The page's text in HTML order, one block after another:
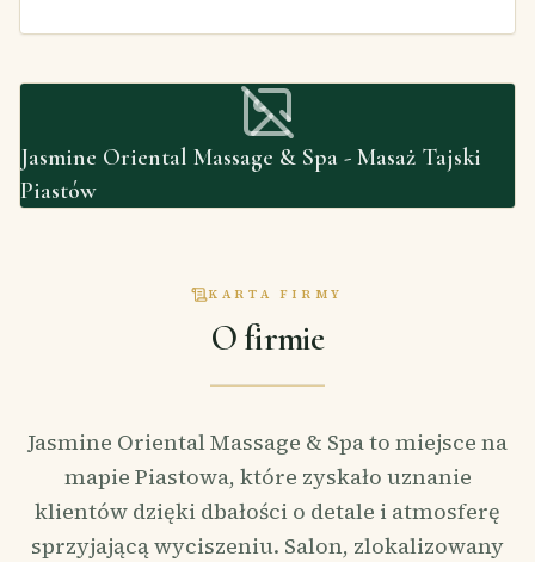
Jasmine Oriental Massage & Spa - Masaż Tajski
Piastów
KARTA FIRMY
O firmie
Jasmine Oriental Massage & Spa to miejsce na
mapie Piastowa, które zyskało uznanie
klientów dzięki dbałości o detale i atmosferę
sprzyjającą wyciszeniu. Salon, zlokalizowany